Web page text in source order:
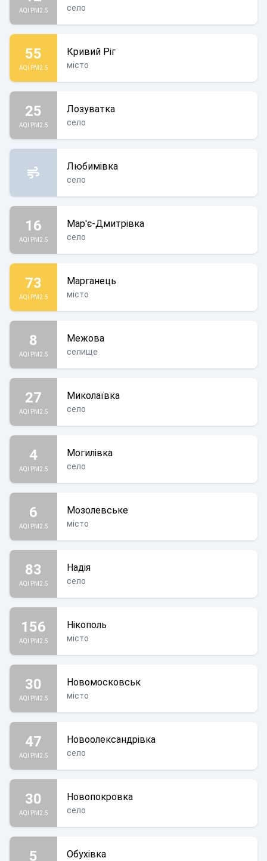
AQI PM2.5 село
55
AQI PM2.5
Кривий Ріг
місто
25
AQI PM2.5
Лозуватка
село
Любимівка
село
16
AQI PM2.5
Мар'є-Дмитрівка
село
73
AQI PM2.5
Марганець
місто
8
AQI PM2.5
Межова
селище
27
AQI PM2.5
Миколаївка
село
4
AQI PM2.5
Могилівка
село
6
AQI PM2.5
Мозолевське
місто
83
AQI PM2.5
Надія
село
156
AQI PM2.5
Нікополь
місто
30
AQI PM2.5
Новомосковськ
місто
47
AQI PM2.5
Новоолександрівка
село
30
AQI PM2.5
Новопокровка
село
5 Обухівка